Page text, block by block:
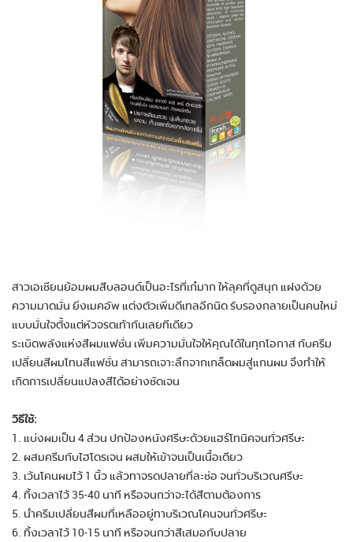
สาวเอเชียนย้อมผมสีบลอนด์เป็นอะไรที่เก๋มาก ให้ลุคที่ดูสนุก แฝงด้วย
ความมาดมั่น ยิ่งเมคอัพ แต่งตัวเพิ่มดีเทลอีกนิด รับรองกลายเป็นคนใหม่
แบบมั่นใจตั้งแต่หัวจรดเท้ากันเลยทีเดียว
ระเบิดพลังแห่งสีผมแฟชั่น เพิ่มความมั่นใจให้คุณได้ในทุกโอกาส กับครีม
เปลี่ยนสีผมโทนสีแฟชั่น สามารถเจาะลึกจากเกล็ดผมสู่แกนผม จึงทำให้
เกิดการเปลี่ยนแปลงสีได้อย่างชัดเจน
วิธีใช้:
1. แบ่งผมเป็น 4 ส่วน ปกป้องหนังศรีษะด้วยแฮร์โทนิคจนทั่วศรีษะ
2. ผสมครีมกับไฮโดรเจน ผสมให้เข้าจนเป็นเนื้อเดียว
3. เว้นโคนผมไว้ 1 นิ้ว แล้วทาจรดปลายที่ละช่อ จนทั่วบริเวณศรีษะ
4. ทิ้งเวลาไว้ 35-40 นาที หรือจนกว่าจะได้สีตามต้องการ
5. นำครีมเปลี่ยนสีผมที่เหลืออยู่ทาบริเวณโคนจนทั่วศรีษะ
6. ทิ้งเวลาไว้ 10-15 นาที หรือจนกว่าสีเสมอกับปลาย